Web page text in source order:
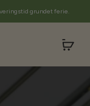
grundet ferie.